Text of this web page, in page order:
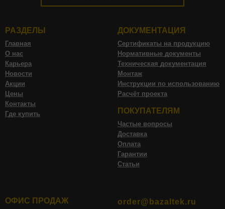
РАЗДЕЛЫ
Главная
О нас
Карьера
Новости
Акции
Цены
Контакты
Где купить
ДОКУМЕНТАЦИЯ
Сертификаты на продукцию
Нормативные документы
Техническая документация
Монтаж
Инструкции по использованию
Расчёт проекта
ПОКУПАТЕЛЯМ
Частые вопросы
Доставка
Оплата
Гарантии
Статьи
ОФИС ПРОДАЖ order@bazaltek.ru